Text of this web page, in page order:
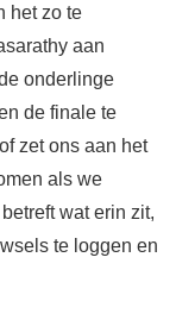
het zo te
aan
onderlinge
de finale te
zet ons aan het
als we
wat erin zit,
te loggen en